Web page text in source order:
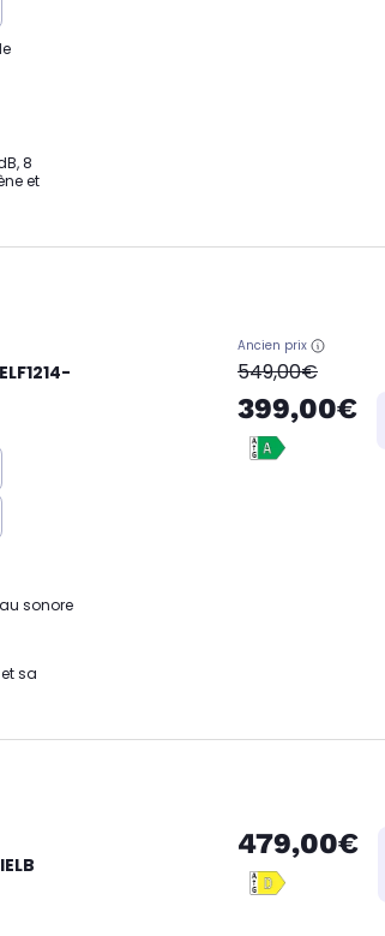
8
et
sonore
sa
Ancien prix
oldPrice
549,00€
399,00€
479,00€